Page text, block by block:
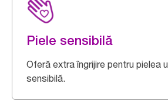
Piele sensibilă
Oferă extra îngrijire pentru pielea
sensibilă.